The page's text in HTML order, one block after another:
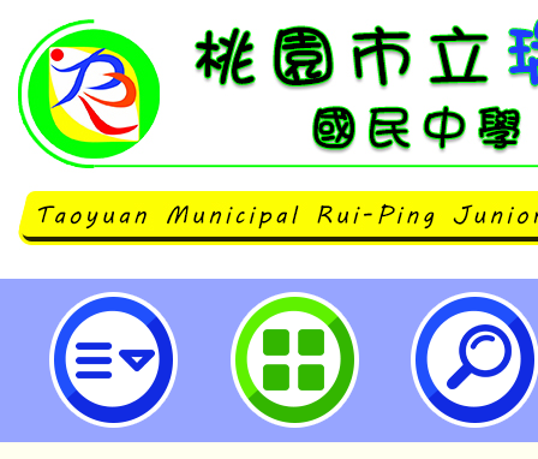
本校113學年度補報到新生及轉學
結果-桃園市立瑞坪國民中學